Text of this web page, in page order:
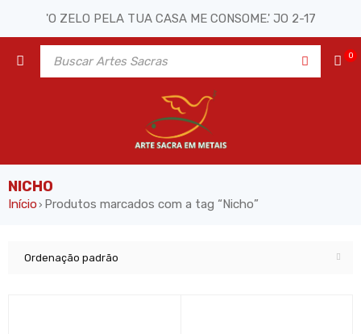
'O ZELO PELA TUA CASA ME CONSOME.' JO 2-17
0
NICHO
Início› Produtos marcados com a tag “Nicho”
Ordenação padrão